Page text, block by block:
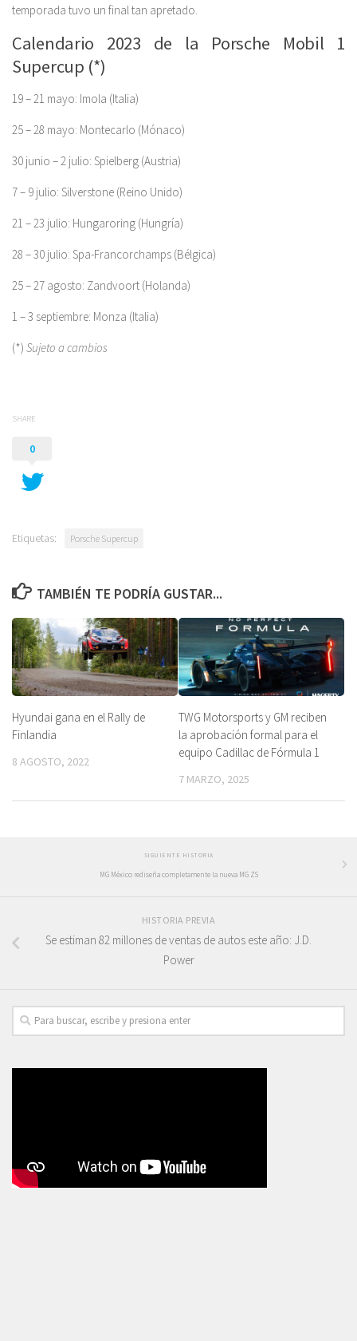
temporada tuvo un final tan apretado.
Calendario 2023 de la Porsche Mobil 1
Supercup (*)
19 – 21 mayo: Imola (Italia)
25 – 28 mayo: Montecarlo (Mónaco)
30 junio – 2 julio: Spielberg (Austria)
7 – 9 julio: Silverstone (Reino Unido)
21 – 23 julio: Hungaroring (Hungría)
28 – 30 julio: Spa-Francorchamps (Bélgica)
25 – 27 agosto: Zandvoort (Holanda)
1 – 3 septiembre: Monza (Italia)
(*) Sujeto a cambios
SHARE
0
Etiquetas: Porsche Supercup
TAMBIÉN TE PODRÍA GUSTAR...
Hyundai gana en el Rally de
Finlandia
8 AGOSTO, 2022
TWG Motorsports y GM reciben
la aprobación formal para el
equipo Cadillac de Fórmula 1
7 MARZO, 2025
SIGUIENTE HISTORIA
MG México rediseña completamente la nueva MG ZS
HISTORIA PREVIA
Se estiman 82 millones de ventas de autos este año: J.D.
Power